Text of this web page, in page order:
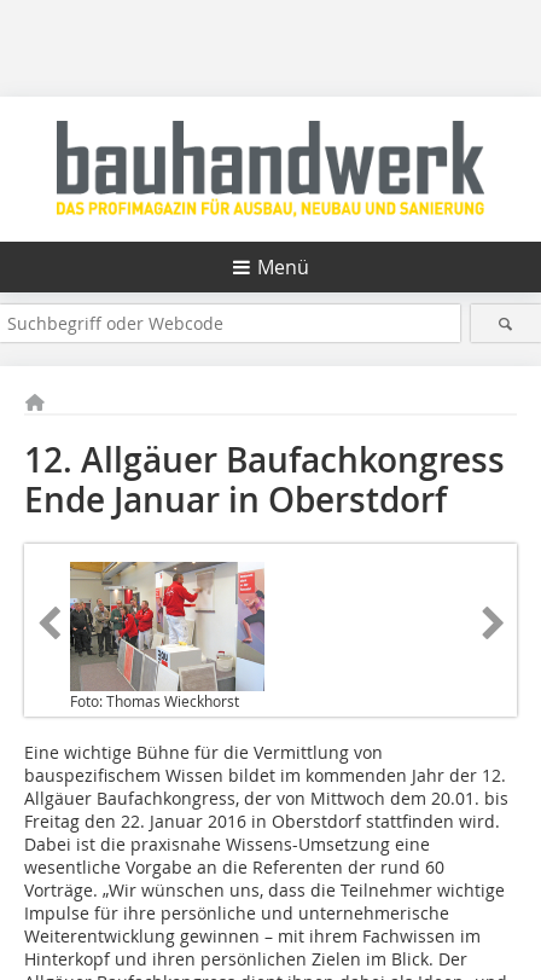
Menü
12. Allgäuer Baufachkongress
Ende Januar in Oberstdorf
Foto: Thomas Wieckhorst
Eine wichtige Bühne für die Vermittlung von
bauspezifischem Wissen bildet im kommenden Jahr der 12.
Allgäuer Baufachkongress, der von Mittwoch dem 20.01. bis
Freitag den 22. Januar 2016 in Oberstdorf stattfinden wird.
Dabei ist die praxisnahe Wissens-Umsetzung eine
wesentliche Vorgabe an die Referenten der rund 60
Vorträge. „Wir wünschen uns, dass die Teilnehmer wichtige
Impulse für ihre persönliche und unternehmerische
Weiterentwicklung gewinnen – mit ihrem Fachwissen im
Hinterkopf und ihren persönlichen Zielen im Blick. Der